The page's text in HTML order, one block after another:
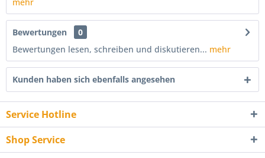
Bewertungen
0
Bewertungen lesen, schreiben und diskutieren... mehr
Kunden haben sich ebenfalls angesehen
Service Hotline
Shop Service